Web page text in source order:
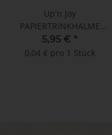
Up'n Joy
PAPIERTRINKHALME
schwarz - 140 Stück - 8
mm x 145 mm
5,95 € *
0,04 € pro 1 Stück